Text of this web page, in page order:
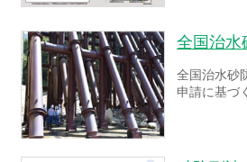
全国治水
全国治水砂
申請に基づ